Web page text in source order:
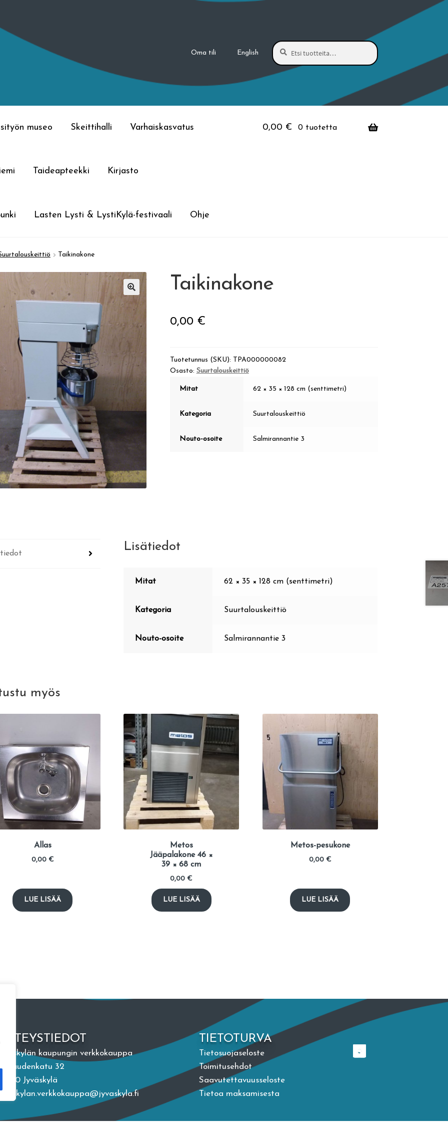
Oma tili English
Etsi:
Haku
museo Skeittihalli Varhaiskasvatus
Taideapteekki Kirjasto
Lasten Lysti & LystiKylä-festivaali Ohje
0,00 € 0 tuotetta
Taikinakone
🔍
Taikinakone
0,00 €
Tuotetunnus (SKU): TPA000000082
Osasto: Suurtalouskeittiö
Mitat 62 × 35 × 128 cm (senttimetri)
Kategoria Suurtalouskeittiö
Nouto-osoite Salmirannantie 3
Lisätiedot
Mitat 62 × 35 × 128 cm (senttimetri)
Kategoria Suurtalouskeittiö
Nouto-osoite Salmirannantie 3
myös
Allas
0,00 €
LUE LISÄÄ
Metos
Jääpalakone 46 ×
39 × 68 cm
0,00 €
LUE LISÄÄ
Metos-pesukone
0,00 €
LUE LISÄÄ
kaupungin verkkokauppa
32
Jyväskylä
TIETOTURVA
Tietosuojaseloste
Toimitusehdot
Saavutettavuusseloste
Tietoa maksamisesta